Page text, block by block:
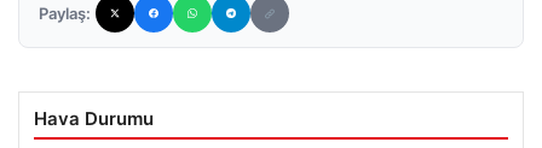
Paylaş:
Hava Durumu